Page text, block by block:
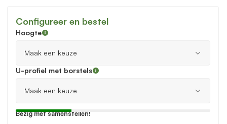
Configureer en bestel
Hoogte
U-profiel met borstels
Bezig met samenstellen!